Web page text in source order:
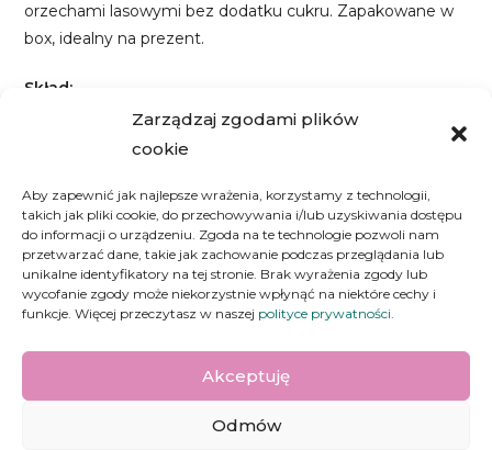
Zarządzaj zgodami plików
cookie
Aby zapewnić jak najlepsze wrażenia, korzystamy z technologii,
takich jak pliki cookie, do przechowywania i/lub uzyskiwania dostępu
do informacji o urządzeniu. Zgoda na te technologie pozwoli nam
przetwarzać dane, takie jak zachowanie podczas przeglądania lub
unikalne identyfikatory na tej stronie. Brak wyrażenia zgody lub
wycofanie zgody może niekorzystnie wpłynąć na niektóre cechy i
funkcje. Więcej przeczytasz w naszej polityce prywatności.
Akceptuję
Odmów
orzechami lasowymi bez dodatku cukru. Zapakowane w
box, idealny na prezent.
Skład:
Czekolada: miazga kakaowa, tłuszcz kakaowy, orzechy
laskowe, maltitol, lecytyna sojowa, wanilia
Informacja o alergenach – Produkt może zawierać
gluten, jaja, orzeszki ziemne, orzechy, soja, mleko, sezam,
kakao.